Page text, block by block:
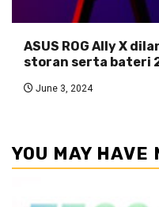
ASUS ROG Ally X
storan serta bateri
June 3, 2024
YOU MAY HAVE